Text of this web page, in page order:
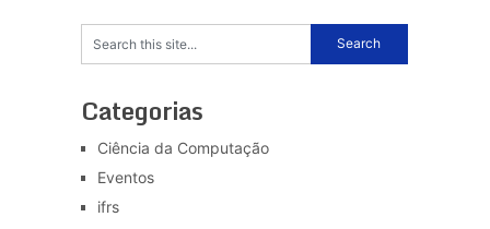
Categorias
Ciência da Computação
Eventos
ifrs